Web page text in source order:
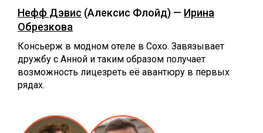
Нефф Дэвис (Алексис Флойд) — Ирина
Обрезкова
Консьерж в модном отеле в Сохо. Завязывает
дружбу с Анной и таким образом получает
возможность лицезреть её авантюру в первых
рядах.